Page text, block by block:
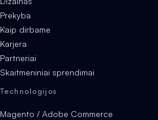
Prekyba
Kaip dirbame
Karjera
Partneriai
Skaitmeniniai sprendimai
Technologijos
Magento / Adobe Commerce